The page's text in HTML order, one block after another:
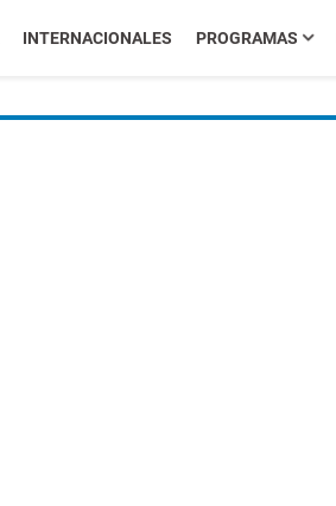
INTERNACIONALES PROGRAMAS